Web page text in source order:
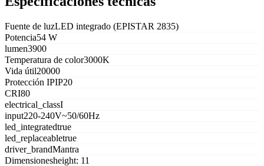
Fuente de luzLED integrado (EPISTAR 2835)
Potencia54 W
lumen3900
Temperatura de color3000K
Vida útil20000
Protección IPIP20
CRI80
electrical_classI
input220-240V~50/60Hz
led_integratedtrue
led_replaceabletrue
driver_brandMantra
Dimensionesheight: 11